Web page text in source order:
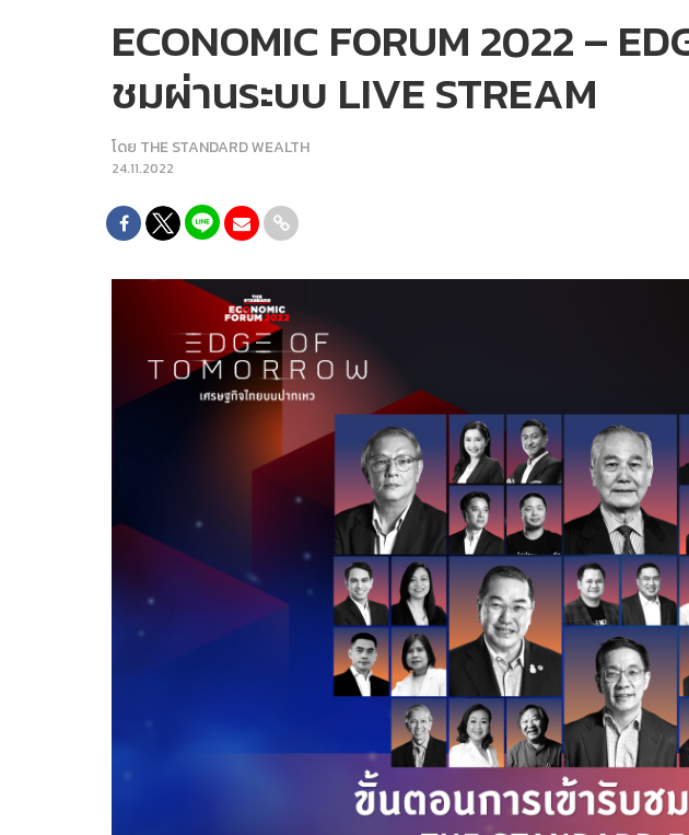
ECONOMIC FORUM 2022 –
ชมผ่านระบบ LIVE STREAM
โดย THE STANDARD WEALTH
24.11.2022